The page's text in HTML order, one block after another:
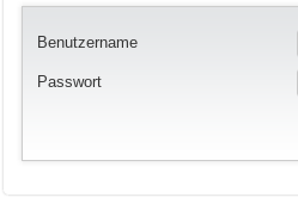
Benutzername
Passwort